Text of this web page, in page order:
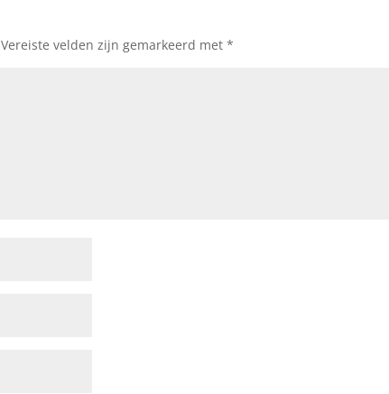
Vereiste velden zijn gemarkeerd met*